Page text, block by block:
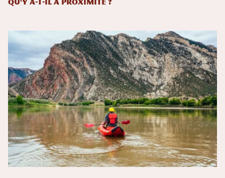
Qu'y a-t-il à proximité ?